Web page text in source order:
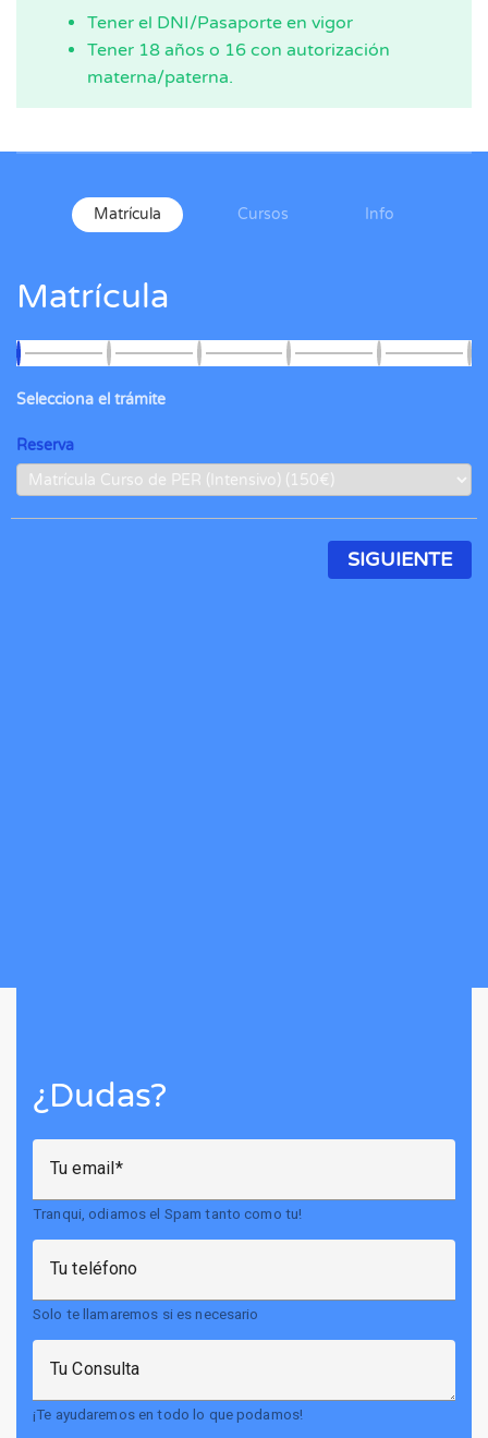
Tener el DNI/Pasaporte en vigor
Tener 18 años o 16 con autorización
materna/paterna.
Matrícula Cursos Info
Matrícula
Selecciona el trámite
Reserva
SIGUIENTE
¿Dudas?
Tu email
Tranqui, odiamos el Spam tanto como tu!
Tu teléfono
Solo te llamaremos si es necesario
Tu Consulta
¡Te ayudaremos en todo lo que podamos!